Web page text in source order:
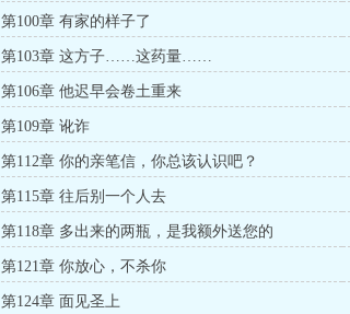
第100章 有家的样子了
第103章 这方子……这药量……
第106章 他迟早会卷土重来
第109章 讹诈
第112章 你的亲笔信，你总该认识吧？
第115章 往后别一个人去
第118章 多出来的两瓶，是我额外送您的
第121章 你放心，不杀你
第124章 面见圣上